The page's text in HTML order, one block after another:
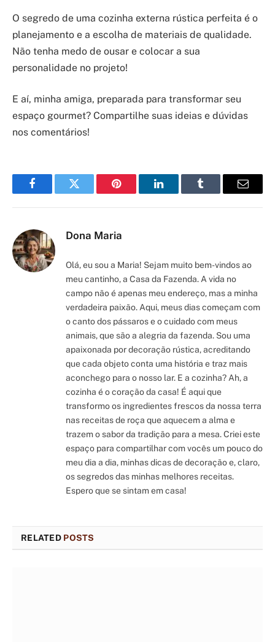
O segredo de uma cozinha externa rústica perfeita é o
planejamento e a escolha de materiais de qualidade.
Não tenha medo de ousar e colocar a sua
personalidade no projeto!
E aí, minha amiga, preparada para transformar seu
espaço gourmet? Compartilhe suas ideias e dúvidas
nos comentários!
FacebookTwitter Pinterest LinkedInTumblr Email
Dona Maria
Olá, eu sou a Maria! Sejam muito bem-vindos ao
meu cantinho, a Casa da Fazenda. A vida no
campo não é apenas meu endereço, mas a minha
verdadeira paixão. Aqui, meus dias começam com
o canto dos pássaros e o cuidado com meus
animais, que são a alegria da fazenda. Sou uma
apaixonada por decoração rústica, acreditando
que cada objeto conta uma história e traz mais
aconchego para o nosso lar. E a cozinha? Ah, a
cozinha é o coração da casa! É aqui que
transformo os ingredientes frescos da nossa terra
nas receitas de roça que aquecem a alma e
trazem o sabor da tradição para a mesa. Criei este
espaço para compartilhar com vocês um pouco do
meu dia a dia, minhas dicas de decoração e, claro,
os segredos das minhas melhores receitas.
Espero que se sintam em casa!
RELATED POSTS